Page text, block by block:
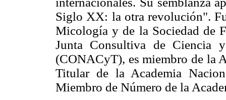
Siglo XX: la otra revolución".
Micología y de la Sociedad de
Junta Consultiva de Ciencia
(CONACyT), es miembro de la
Titular de la Academia
Miembro de Número de la